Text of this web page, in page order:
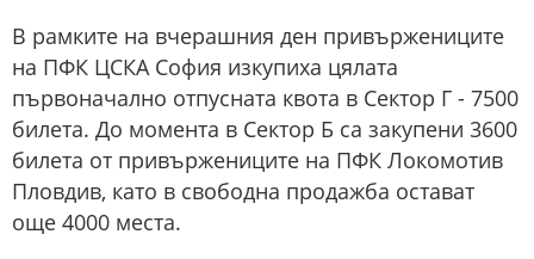
В рамките на вчерашния ден привържениците
на ПФК ЦСКА София изкупиха цялата
първоначално отпусната квота в Сектор Г - 7500
билета. До момента в Сектор Б са закупени 3600
билета от привържениците на ПФК Локомотив
Пловдив, като в свободна продажба остават
още 4000 места.